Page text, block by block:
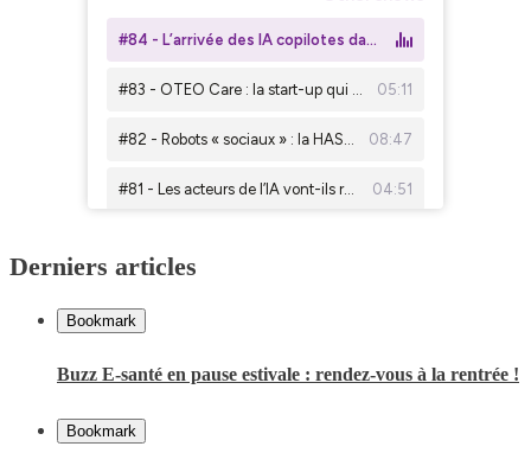
Derniers articles
Bookmark
Buzz E-santé en pause estivale : rendez-vous à la rentrée !
Bookmark